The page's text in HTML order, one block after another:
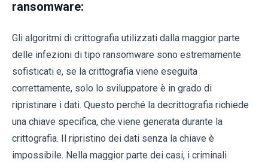
ransomware:
Gli algoritmi di crittografia utilizzati dalla maggior parte
delle infezioni di tipo ransomware sono estremamente
sofisticati e, se la crittografia viene eseguita
correttamente, solo lo sviluppatore è in grado di
ripristinare i dati. Questo perché la decrittografia richiede
una chiave specifica, che viene generata durante la
crittografia. Il ripristino dei dati senza la chiave è
impossibile. Nella maggior parte dei casi, i criminali